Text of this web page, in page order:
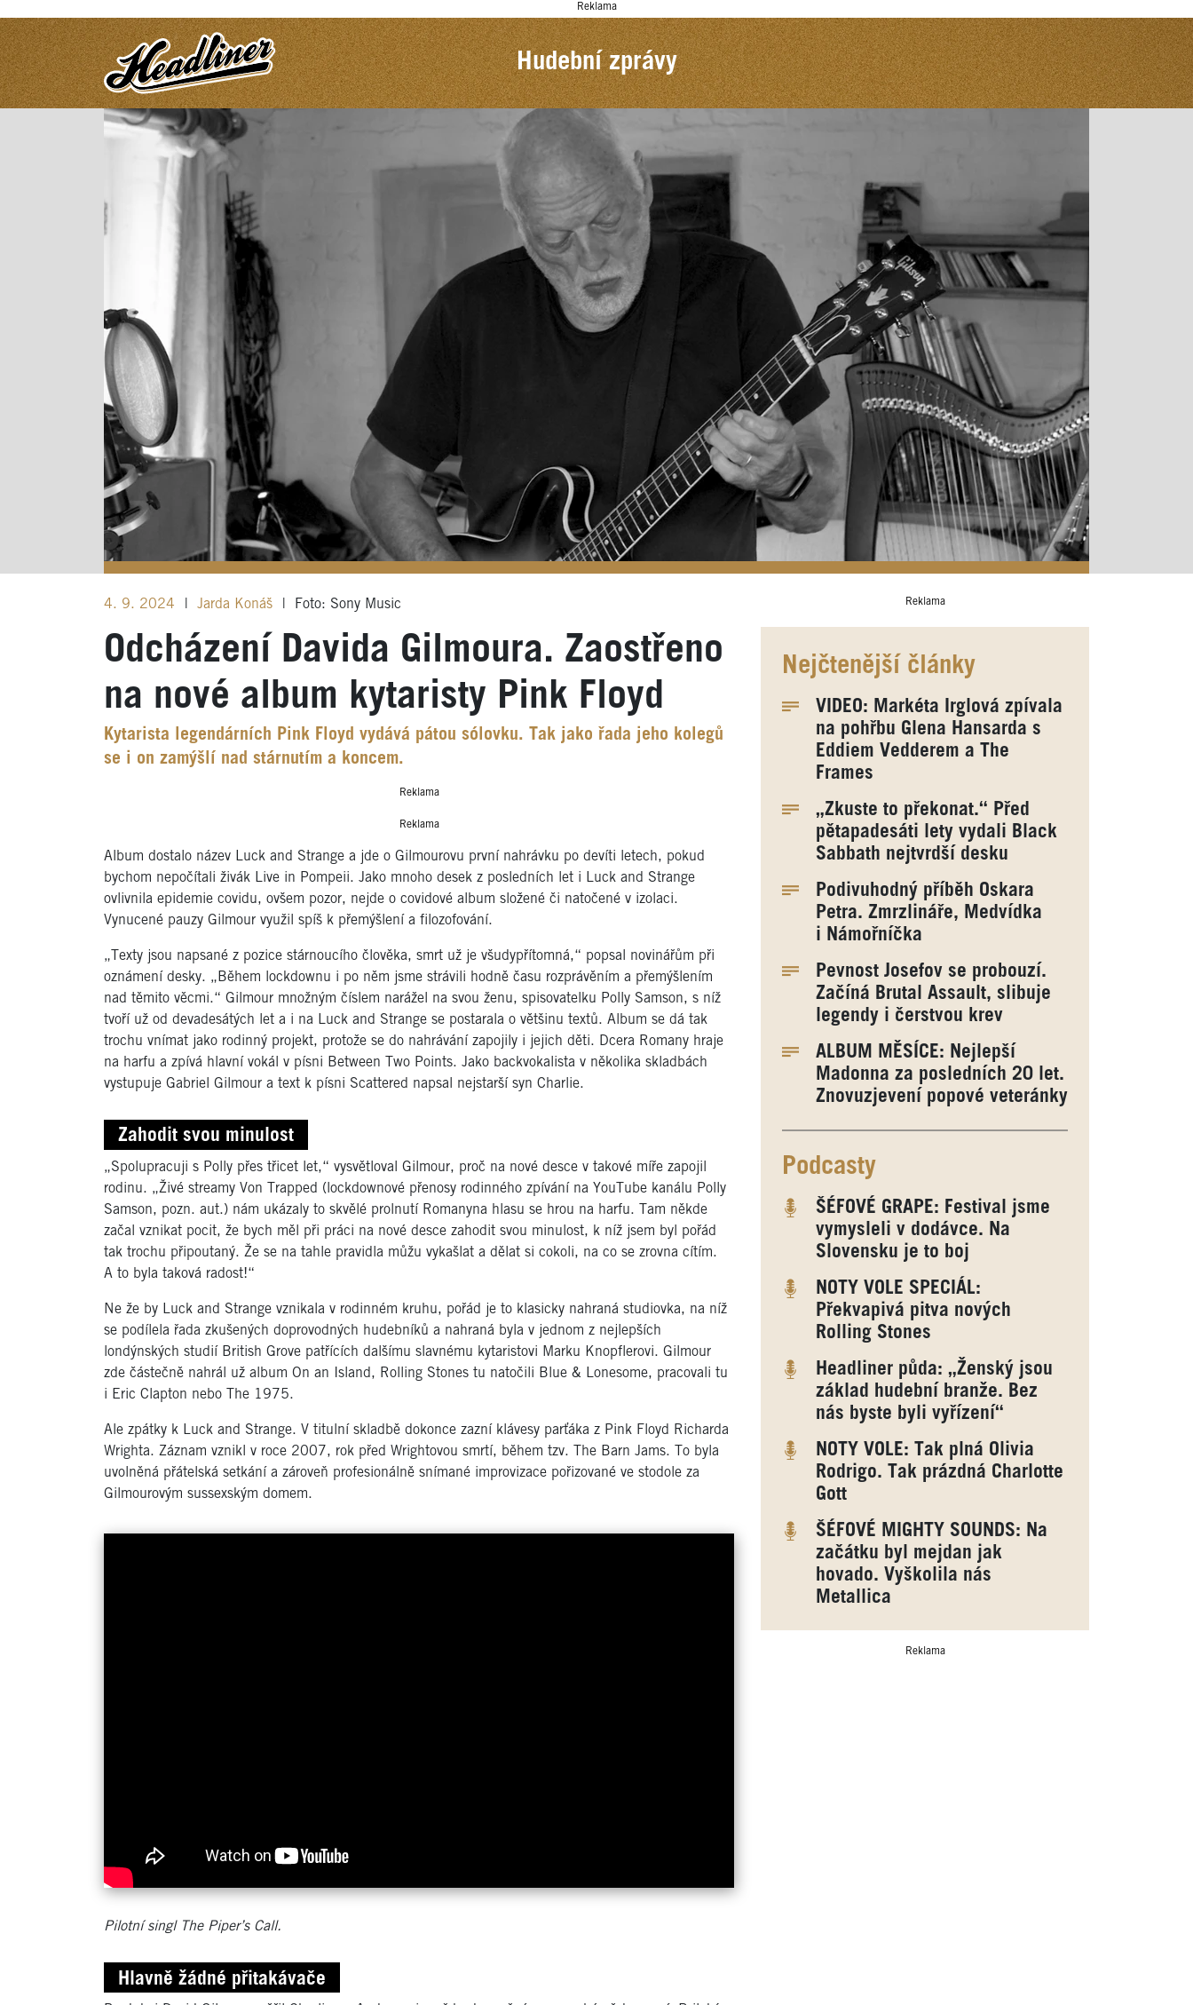
Reklama
Hudební zprávy
4. 9. 2024 Jarda Konáš Foto: Sony Music
Odcházení Davida Gilmoura. Zaostřeno
na nové album kytaristy Pink Floyd
Kytarista legendárních Pink Floyd vydává pátou sólovku. Tak jako řada jeho kolegů
se i on zamýšlí nad stárnutím a koncem.
Reklama
Reklama
Album dostalo název Luck and Strange a jde o Gilmourovu první nahrávku po devíti letech, pokud
bychom nepočítali živák Live in Pompeii. Jako mnoho desek z posledních let i Luck and Strange
ovlivnila epidemie covidu, ovšem pozor, nejde o covidové album složené či natočené v izolaci.
Vynucené pauzy Gilmour využil spíš k přemýšlení a filozofování.
„Texty jsou napsané z pozice stárnoucího člověka, smrt už je všudypřítomná,“ popsal novinářům při
oznámení desky. „Během lockdownu i po něm jsme strávili hodně času rozprávěním a přemýšlením
nad těmito věcmi.“ Gilmour množným číslem narážel na svou ženu, spisovatelku Polly Samson, s níž
tvoří už od devadesátých let a i na Luck and Strange se postarala o většinu textů. Album se dá tak
trochu vnímat jako rodinný projekt, protože se do nahrávání zapojily i jejich děti. Dcera Romany hraje
na harfu a zpívá hlavní vokál v písni Between Two Points. Jako backvokalista v několika skladbách
vystupuje Gabriel Gilmour a text k písni Scattered napsal nejstarší syn Charlie.
Zahodit svou minulost
„Spolupracuji s Polly přes třicet let,“ vysvětloval Gilmour, proč na nové desce v takové míře zapojil
rodinu. „Živé streamy Von Trapped (lockdownové přenosy rodinného zpívání na YouTube kanálu Polly
Samson, pozn. aut.) nám ukázaly to skvělé prolnutí Romanyna hlasu se hrou na harfu. Tam někde
začal vznikat pocit, že bych měl při práci na nové desce zahodit svou minulost, k níž jsem byl pořád
tak trochu připoutaný. Že se na tahle pravidla můžu vykašlat a dělat si cokoli, na co se zrovna cítím.
A to byla taková radost!“
Ne že by Luck and Strange vznikala v rodinném kruhu, pořád je to klasicky nahraná studiovka, na níž
se podílela řada zkušených doprovodných hudebníků a nahraná byla v jednom z nejlepších
londýnských studií British Grove patřících dalšímu slavnému kytaristovi Marku Knopflerovi. Gilmour
zde částečně nahrál už album On an Island, Rolling Stones tu natočili Blue & Lonesome, pracovali tu
i Eric Clapton nebo The 1975.
Ale zpátky k Luck and Strange. V titulní skladbě dokonce zazní klávesy parťáka z Pink Floyd Richarda
Wrighta. Záznam vznikl v roce 2007, rok před Wrightovou smrtí, během tzv. The Barn Jams. To byla
uvolněná přátelská setkání a zároveň profesionálně snímané improvizace pořizované ve stodole za
Gilmourovým sussexským domem.
Pilotní singl The Piper’s Call.
Hlavně žádné přitakávače
Reklama
Nejčtenější články
VIDEO: Markéta Irglová zpívala
na pohřbu Glena Hansarda s
Eddiem Vedderem a The
Frames
„Zkuste to překonat.“ Před
pětapadesáti lety vydali Black
Sabbath nejtvrdší desku
Podivuhodný příběh Oskara
Petra. Zmrzlináře, Medvídka
i Námořníčka
Pevnost Josefov se probouzí.
Začíná Brutal Assault, slibuje
legendy i čerstvou krev
ALBUM MĚSÍCE: Nejlepší
Madonna za posledních 20 let.
Znovuzjevení popové veteránky
Podcasty
ŠÉFOVÉ GRAPE: Festival jsme
vymysleli v dodávce. Na
Slovensku je to boj
NOTY VOLE SPECIÁL:
Překvapivá pitva nových
Rolling Stones
Headliner půda: „Ženský jsou
základ hudební branže. Bez
nás byste byli vyřízení“
NOTY VOLE: Tak plná Olivia
Rodrigo. Tak prázdná Charlotte
Gott
ŠÉFOVÉ MIGHTY SOUNDS: Na
začátku byl mejdan jak
hovado. Vyškolila nás
Metallica
Reklama